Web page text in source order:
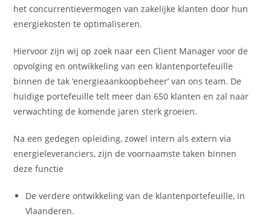
het concurrentievermogen van zakelijke klanten door hun
energiekosten te optimaliseren.
Hiervoor zijn wij op zoek naar een Client Manager voor de
opvolging en ontwikkeling van een klantenportefeuille
binnen de tak ‘energieaankoopbeheer’ van ons team. De
huidige portefeuille telt meer dan 650 klanten en zal naar
verwachting de komende jaren sterk groeien.
Na een gedegen opleiding, zowel intern als extern via
energieleveranciers, zijn de voornaamste taken binnen
deze functie
De verdere ontwikkeling van de klantenportefeuille, in
Vlaanderen.